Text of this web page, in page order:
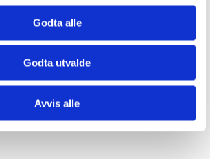
Godta alle
Godta utvalde
Avvis alle